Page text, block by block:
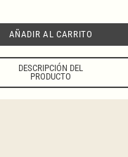
AÑADIR AL CARRITO
DESCRIPCIÓN DEL
PRODUCTO